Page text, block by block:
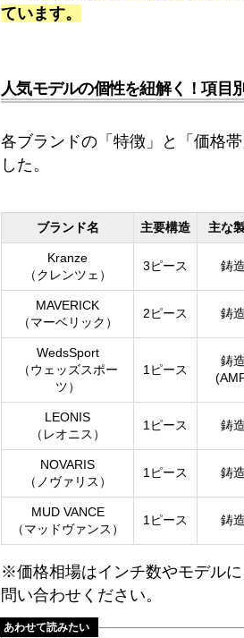
ています。
人気モデルの個性を紐解く！項目
各ブランドの「特徴」と「価格
した。
ブランド名 主要構造 主な
Kranze
（クレンツェ）
3ピース 鋳造
MAVERICK
（マーベリック）
2ピース 鋳造
WedsSport
（ウェッズスポー
ツ）
1ピース
鋳造
LEONIS
（レオニス）
1ピース 鋳造
NOVARIS
（ノヴァリス）
1ピース 鋳造
MUD VANCE
（マッドヴァンス）
1ピース 鋳造
※価格相場はインチ数やモデル
問い合わせください。
あわせて読みたい